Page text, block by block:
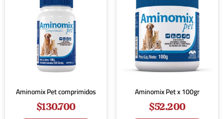
Aminomix Pet comprimidos
$130.700
Aminomix Pet x 100gr
$52.200